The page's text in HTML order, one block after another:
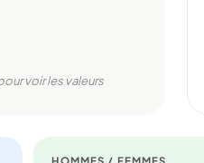
voir les valeurs